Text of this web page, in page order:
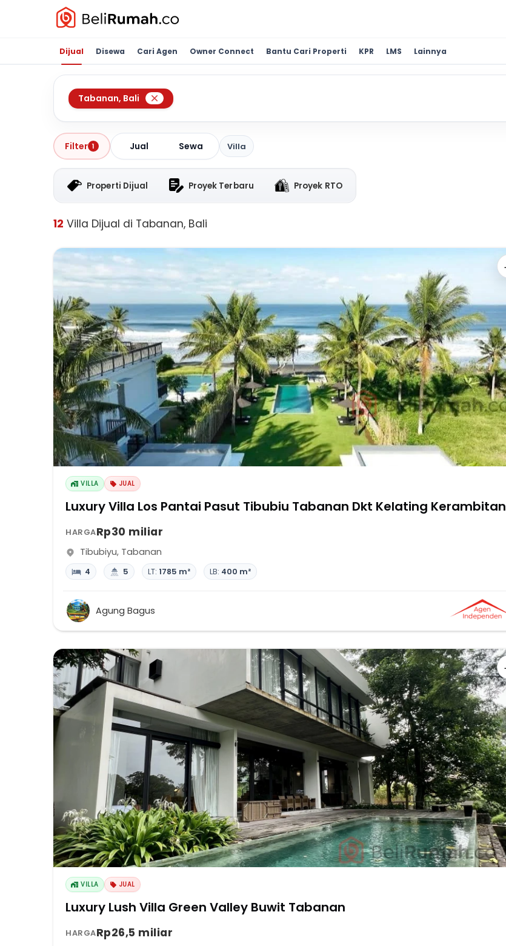
Dijual Disewa Cari Agen Owner Connect Bantu Cari Properti KPR LMS Lainnya
Tabanan, Bali
Filter 1 Jual Sewa Villa
Properti Dijual Proyek Terbaru Proyek RTO
12 Villa Dijual di Tabanan, Bali
VILLA JUAL
Luxury Villa Los Pantai Pasut Tibubiu Tabanan Dkt Kelating Kerambitan
HARGARp30 miliar
Tibubiyu, Tabanan
4 5 LT: 1785 m² LB: 400 m²
Agung Bagus
VILLA JUAL
Luxury Lush Villa Green Valley Buwit Tabanan
HARGARp26,5 miliar